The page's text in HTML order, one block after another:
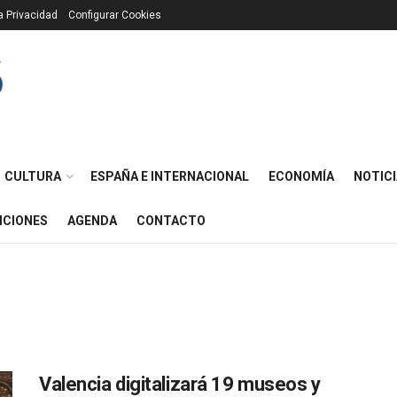
Privacidad Configurar Cookies
CULTURA ESPAÑA E INTERNACIONAL ECONOMÍA
AGENDA CONTACTO
Valencia digitalizará 19 museos y